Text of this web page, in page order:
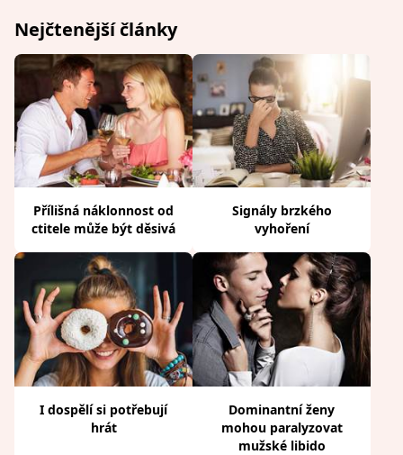
Nejčtenější články
Přílišná náklonnost od
ctitele může být děsivá
Signály brzkého
vyhoření
I dospělí si potřebují
hrát
Dominantní ženy
mohou paralyzovat
mužské libido